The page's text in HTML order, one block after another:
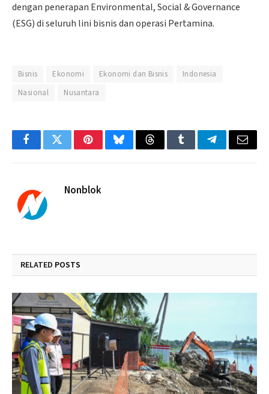
dengan penerapan Environmental, Social & Governance
(ESG) di seluruh lini bisnis dan operasi Pertamina.
Bisnis Ekonomi Ekonomi dan Bisnis
Indonesia
Nasional
Nusantara
FacebookTwitterPinterestBlueskyThreadsTumblrTelegramEmail
Nonblok
RELATED POSTS